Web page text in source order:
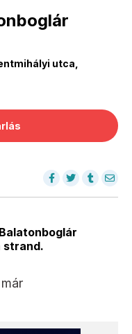
utca,
strand.